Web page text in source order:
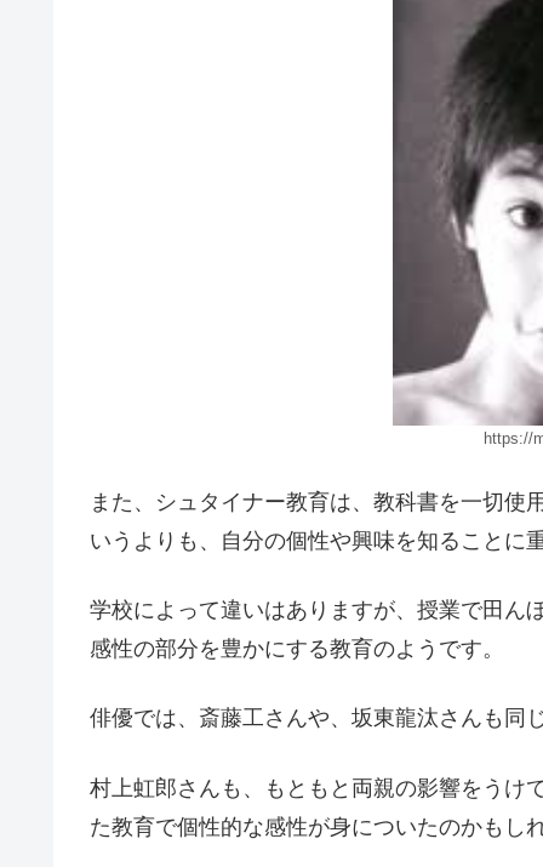
https://
また、シュタイナー教育は、教科書を一切使
いうよりも、自分の個性や興味を知ることに
学校によって違いはありますが、授業で田ん
感性の部分を豊かにする教育のようです。
俳優では、斎藤工さんや、坂東龍汰さんも同
村上虹郎さんも、もともと両親の影響をうけ
た教育で個性的な感性が身についたのかもし